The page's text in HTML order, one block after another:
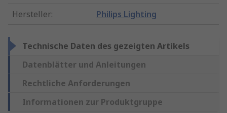
Hersteller: Philips Lighting
Technische Daten des gezeigten Artikels
Datenblätter und Anleitungen
Rechtliche Anforderungen
Informationen zur Produktgruppe